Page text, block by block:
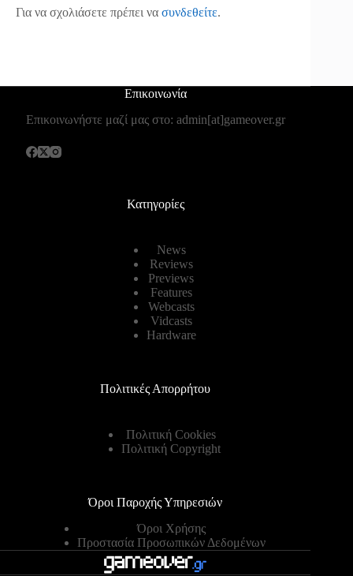
Για να σχολιάσετε πρέπει να συνδεθείτε.
Επικοινωνία
Επικοινωνήστε μαζί μας στο: admin[at]gameover.gr
Κατηγορίες
News
Reviews
Previews
Features
Webcasts
Vidcasts
Hardware
Πολιτικές Απορρήτου
Πολιτική Cookies
Πολιτική Copyright
Όροι Παροχής Υπηρεσιών
Όροι Χρήσης
Προστασία Προσωπικών Δεδομένων